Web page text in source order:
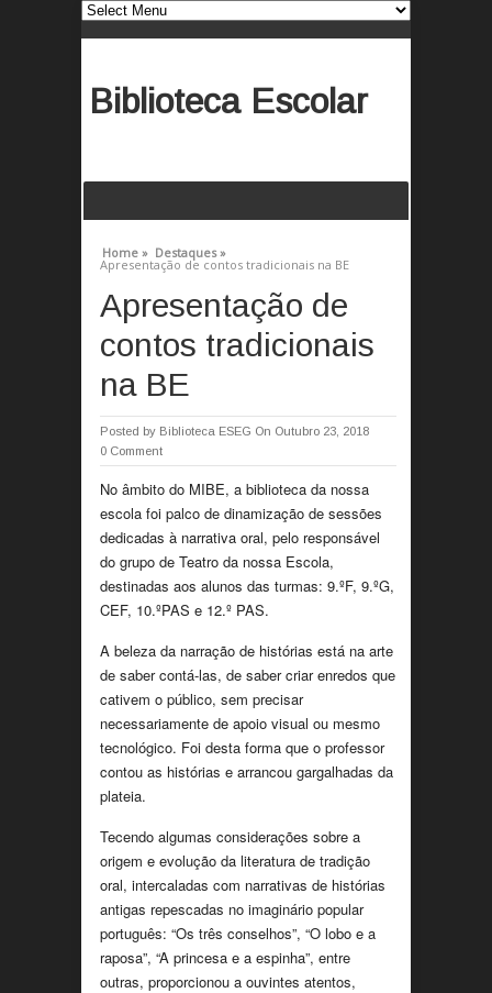
Biblioteca Escolar
Home » Destaques »
Apresentação de contos tradicionais na BE
Apresentação de
contos tradicionais
na BE
Posted by Biblioteca ESEG On Outubro 23, 2018
0 Comment
No âmbito do MIBE, a biblioteca da nossa
escola foi palco de dinamização de sessões
dedicadas à narrativa oral, pelo responsável
do grupo de Teatro da nossa Escola,
destinadas aos alunos das turmas: 9.ºF, 9.ºG,
CEF, 10.ºPAS e 12.º PAS.
A beleza da narração de histórias está na arte
de saber contá-las, de saber criar enredos que
cativem o público, sem precisar
necessariamente de apoio visual ou mesmo
tecnológico. Foi desta forma que o professor
contou as histórias e arrancou gargalhadas da
plateia.
Tecendo algumas considerações sobre a
origem e evolução da literatura de tradição
oral, intercaladas com narrativas de histórias
antigas repescadas no imaginário popular
português: “Os três conselhos”, “O lobo e a
raposa”, “A princesa e a espinha”, entre
outras, proporcionou a ouvintes atentos,